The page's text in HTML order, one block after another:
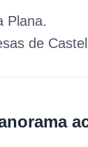
Plana.
de